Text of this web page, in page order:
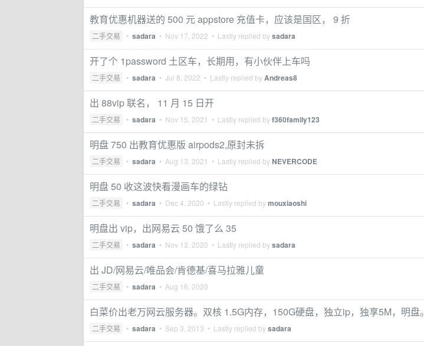
教育优惠机器送的 500 元 appstore 充值卡，应该是国区， 9 折
二手交易 • sadara • Nov 17, 2022 • Lastly replied bysadara
开了个 1password 土区车，长期用，有小伙伴上车吗
二手交易 • sadara • Jul 8, 2022 • Lastly replied byAndreas8
出 88vip 联名， 11 月 15 日开
二手交易 • sadara • Nov 15, 2021 • Lastly replied byf360family123
明盘 750 出教育优惠版 airpods2,原封未拆
二手交易 • sadara • Aug 13, 2021 • Lastly replied byNEVERCODE
明盘 50 收这波快看漫画车的绿钻
二手交易 • sadara • Dec 4, 2020 • Lastly replied bymouxiaoshi
明盘出 vip，出网易云 50 饿了么 35
二手交易 • sadara • Nov 13, 2020 • Lastly replied bysadara
出 JD/网易云/唯品会/肯德基/喜马拉雅儿童
二手交易 • sadara • Aug 16, 2020
白菜价出老万网云服务器。双核 1.5G内存，150G硬盘，独立ip，独享5M，明盘。
二手交易 • sadara • Sep 3, 2013 • Lastly replied bysadara